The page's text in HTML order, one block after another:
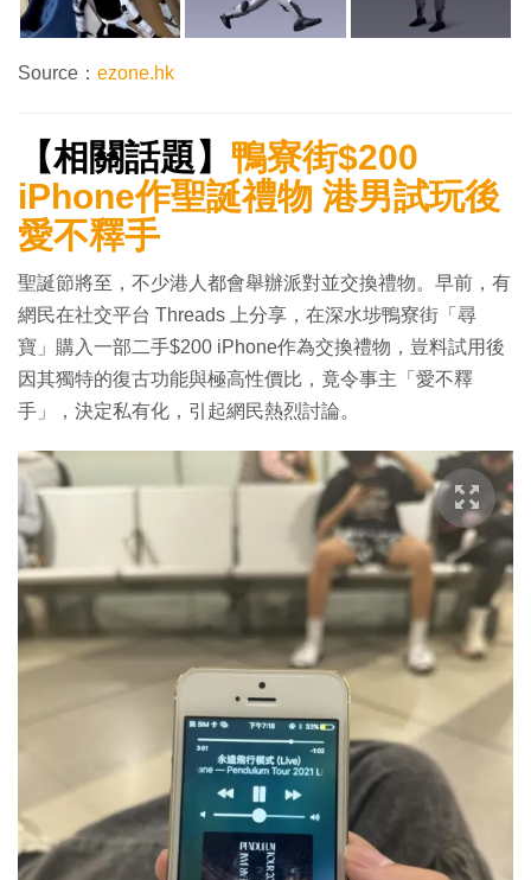
Source： ezone.hk
【相關話題】 鴨寮街$200
iPhone作聖誕禮物 港男試玩後
愛不釋手
聖誕節將至，不少港人都會舉辦派對並交換禮物。早前，有
網民在社交平台 Threads 上分享，在深水埗鴨寮街「尋
寶」購入一部二手$200 iPhone作為交換禮物，豈料試用後
因其獨特的復古功能與極高性價比，竟令事主「愛不釋
手」，決定私有化，引起網民熱烈討論。